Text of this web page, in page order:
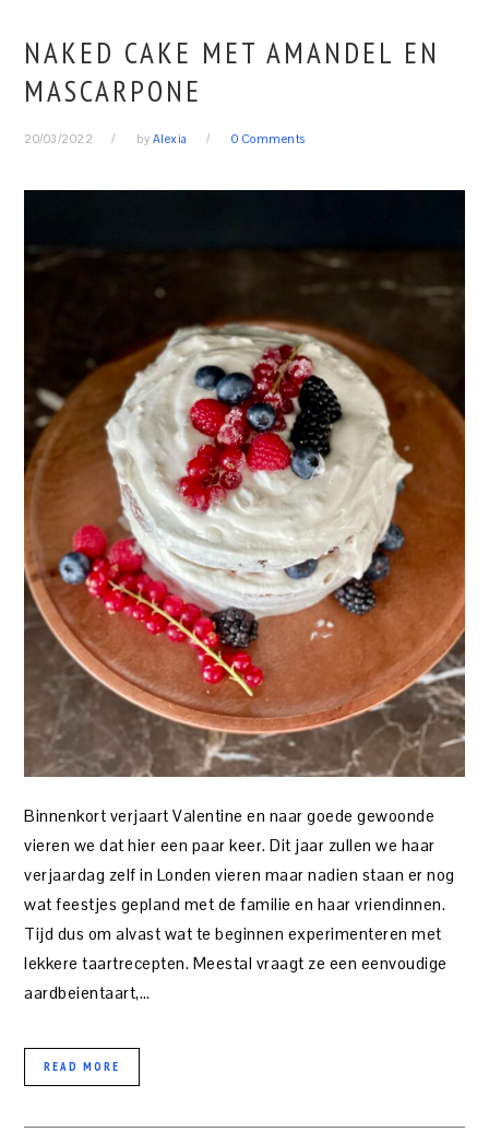
NAKED CAKE MET AMANDEL EN
MASCARPONE
20/03/2022 by Alexia 0 Comments
Binnenkort verjaart Valentine en naar goede gewoonde
vieren we dat hier een paar keer. Dit jaar zullen we haar
verjaardag zelf in Londen vieren maar nadien staan er nog
wat feestjes gepland met de familie en haar vriendinnen.
Tijd dus om alvast wat te beginnen experimenteren met
lekkere taartrecepten. Meestal vraagt ze een eenvoudige
aardbeientaart,…
READ MORE